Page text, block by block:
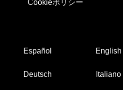
Cookieポリシー
Español English
Deutsch Italiano